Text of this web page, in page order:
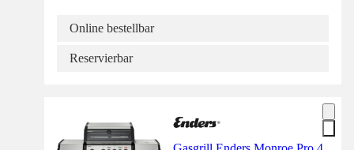
Online bestellbar
Reservierbar